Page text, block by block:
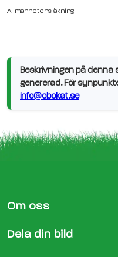
Allmänhetens åkning
Beskrivningen på denna
genererad. För
info@obokat.se
Om oss
Dela din bild